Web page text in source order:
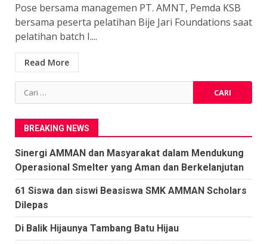
Pose bersama managemen PT. AMNT, Pemda KSB
bersama peserta pelatihan Bije Jari Foundations saat
pelatihan batch I....
Read More
Cari
untuk:
BREAKING NEWS
Sinergi AMMAN dan Masyarakat dalam Mendukung
Operasional Smelter yang Aman dan Berkelanjutan
61 Siswa dan siswi Beasiswa SMK AMMAN Scholars
Dilepas
Di Balik Hijaunya Tambang Batu Hijau